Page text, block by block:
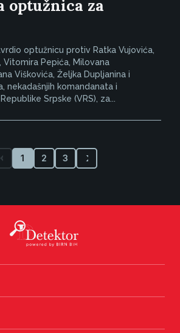
optužnica za
optužnicu protiv Ratka Vujovića,
Vitomira Pepića, Milovana
Viškovića, Željka Dupljanina i
nekadašnjih komandanata i
Srpske (VRS), za...
1 2 3